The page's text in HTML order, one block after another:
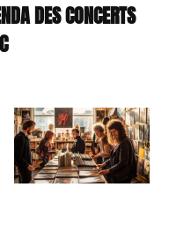
DES CONCERTS